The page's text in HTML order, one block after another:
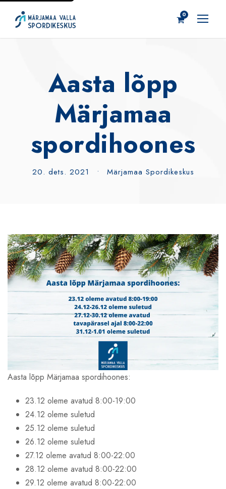
0
Aasta lõpp
Märjamaa
spordihoones
20. dets. 2021 • Märjamaa Spordikeskus
Aasta lõpp Märjamaa spordihoones:
23.12 oleme avatud 8:00-19:00
24.12 oleme suletud
25.12 oleme suletud
26.12 oleme suletud
27.12 oleme avatud 8:00-22:00
28.12 oleme avatud 8:00-22:00
29.12 oleme avatud 8:00-22:00